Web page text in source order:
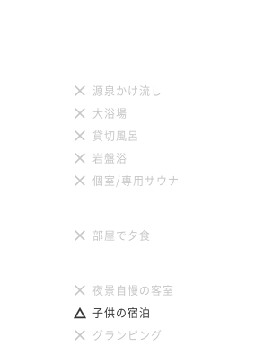
源泉かけ流し
大浴場
貸切風呂
岩盤浴
個室/専用サウナ
部屋で夕食
夜景自慢の客室
子供の宿泊
グランピング